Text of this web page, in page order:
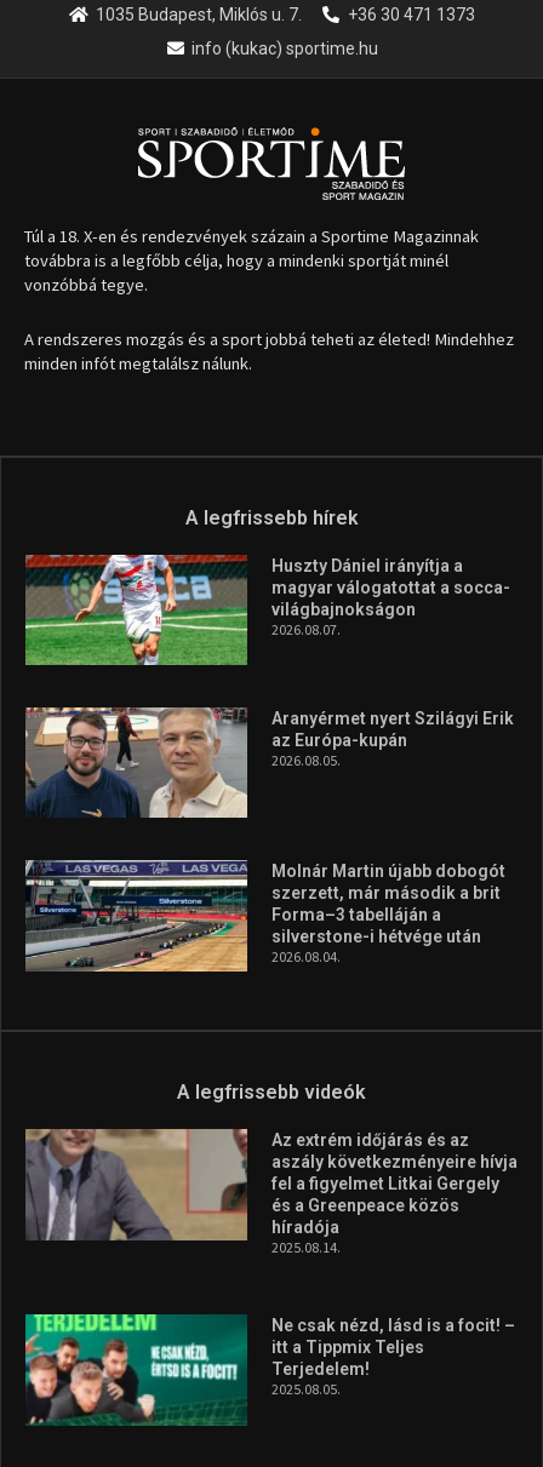
1035 Budapest, Miklós u. 7.
+36 30 471 1373
info (kukac) sportime.hu
Túl a 18. X-en és rendezvények százain a Sportime Magazinnak
továbbra is a legfőbb célja, hogy a mindenki sportját minél
vonzóbbá tegye.
A rendszeres mozgás és a sport jobbá teheti az életed! Mindehhez
minden infót megtalálsz nálunk.
A legfrissebb hírek
Huszty Dániel irányítja a
magyar válogatottat a socca-
világbajnokságon
2026.08.07.
Aranyérmet nyert Szilágyi Erik
az Európa-kupán
2026.08.05.
Molnár Martin újabb dobogót
szerzett, már második a brit
Forma–3 tabelláján a
silverstone-i hétvége után
2026.08.04.
A legfrissebb videók
Az extrém időjárás és az
aszály következményeire hívja
fel a figyelmet Litkai Gergely
és a Greenpeace közös
híradója
2025.08.14.
Ne csak nézd, lásd is a focit! –
itt a Tippmix Teljes
Terjedelem!
2025.08.05.